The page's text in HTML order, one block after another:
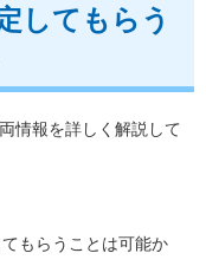
してもらう
情報を詳しく解説して
もらうことは可能か